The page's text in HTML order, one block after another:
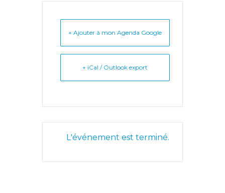
+ Ajouter à mon Agenda Google
+ iCal / Outlook export
L'événement est terminé.